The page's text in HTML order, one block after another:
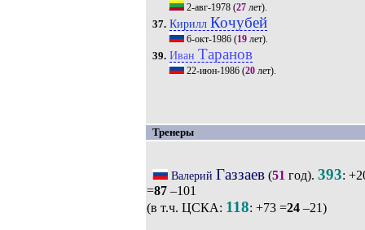
2-авг-1978(27лет).
37. Кирилл Кочубей
6-окт-1986(19лет).
39. Иван Таранов
22-июн-1986(20лет).
Тренеры
Валерий Газзаев(51 год). 393:
=87 –101
(в т.ч. ЦСКА: 118: +73 =24 –21)